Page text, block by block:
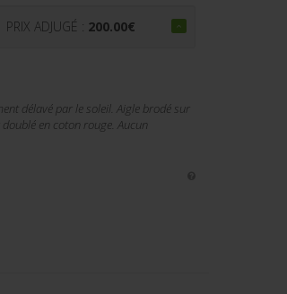
PRIX ADJUGÉ : 200.00€
délavé par le soleil. Aigle brodé sur
en coton rouge. Aucun